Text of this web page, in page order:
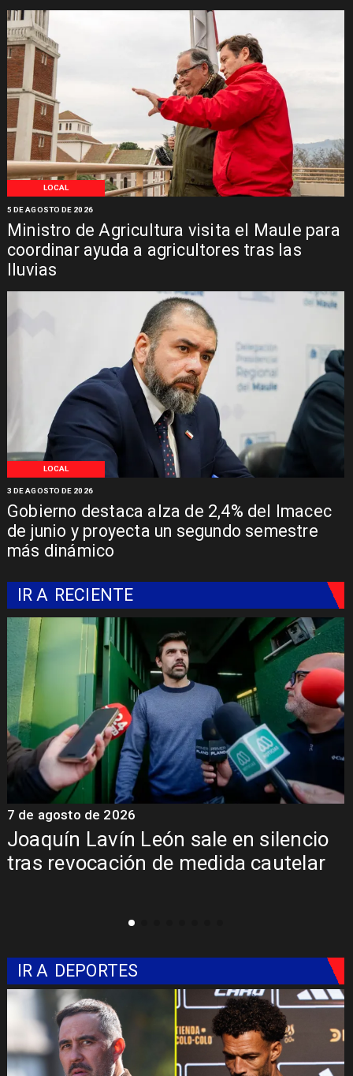
LOCAL
Ministro de Agricultura visita el Maule para
coordinar ayuda a agricultores tras las
lluvias
5 DE AGOSTO DE 2026
LOCAL
Gobierno destaca alza de 2,4% del Imacec
de junio y proyecta un segundo semestre
más dinámico
3 DE AGOSTO DE 2026
IR A RECIENTE
Chile y Venezuela formalizan reinicio
de relaciones consulares
7 de agosto de 2026
IR A DEPORTES